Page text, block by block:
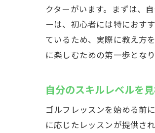
クターがいます。まずは、
ーは、初心者には特におす
ているため、実際に教え方
に楽しむための第一歩となり
自分のスキルレベルを
ゴルフレッスンを始める前
に応じたレッスンが提供さ